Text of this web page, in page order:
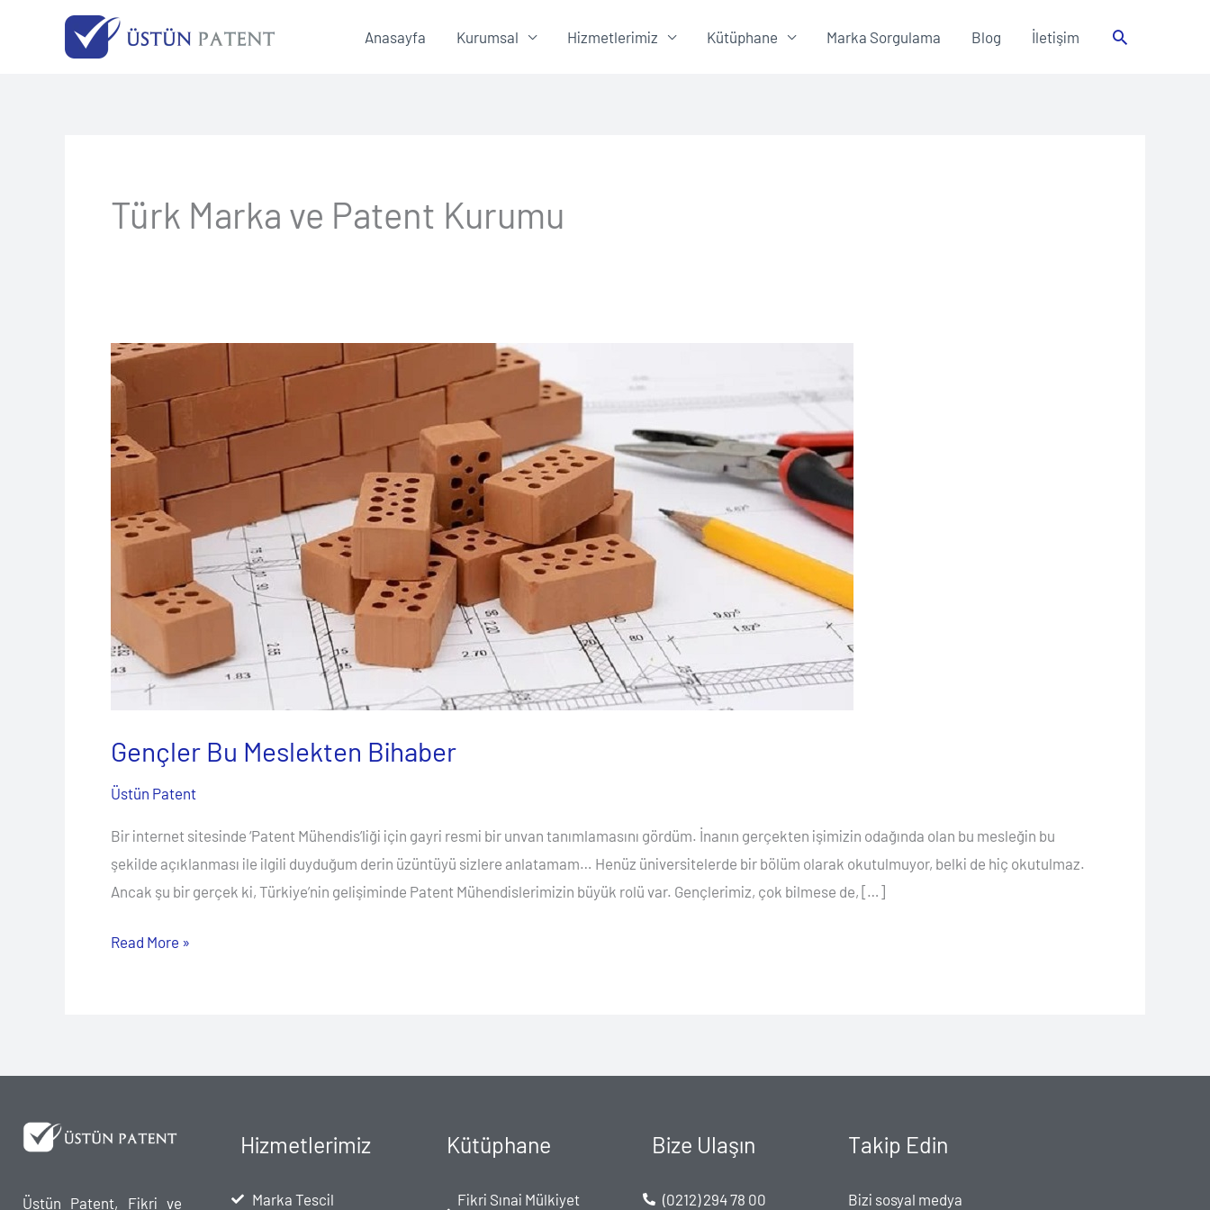
Anasayfa Kurumsal Hizmetlerimiz Kütüphane Marka Sorgulama Blog İletişim Arama
Türk Marka ve Patent Kurumu
Gençler Bu Meslekten Bihaber
Üstün Patent
Bir internet sitesinde ‘Patent Mühendis’liği için gayri resmi bir unvan tanımlamasını gördüm. İnanın gerçekten işimizin odağında olan bu mesleğin bu
şekilde açıklanması ile ilgili duyduğum derin üzüntüyü sizlere anlatamam… Henüz üniversitelerde bir bölüm olarak okutulmuyor, belki de hiç okutulmaz.
Ancak şu bir gerçek ki, Türkiye’nin gelişiminde Patent Mühendislerimizin büyük rolü var. Gençlerimiz, çok bilmese de, […]
Gençler
Bu
Meslekten
Bihaber
Read More »
Üstün Patent, Fikri ve
Hizmetlerimiz
Marka Tescil
Kütüphane
Fikri Sınai Mülkiyet
Bize Ulaşın
(0212) 294 78 00
Takip Edin
Bizi sosyal medya